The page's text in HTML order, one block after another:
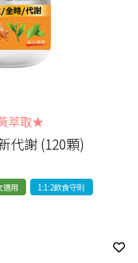
萃取★
代謝 (120顆)
適用
1:1:2飲食守則